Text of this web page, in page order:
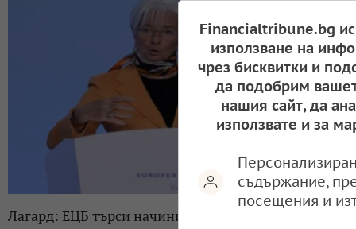
Лагард: ЕЦБ търси начини да осигури ценова
Financialtribune.bg
използване на
чрез бисквитки и
да подобрим
нашия сайт, да
използвате и за
съдържание,
посещения и